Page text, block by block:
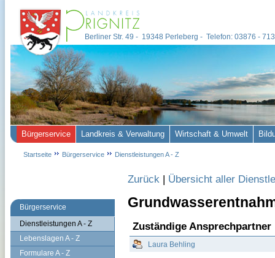
Bürgerservice
Dienstleistungen A - Z
Lebenslagen A - Z
Formulare A - Z
Zurück | Übersicht aller
Zuständige Ansprechpartner
Laura Behling
Berliner Str. 49 - 19348 Perleberg - Telefon: 03876 -
Bürgerservice Landkreis & Verwaltung Wirtschaft & Umwelt
Startseite Bürgerservice Dienstleistungen A - Z